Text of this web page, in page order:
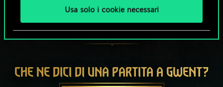
Usa solo i cookie necessari
CHE NE DICI DI UNA PARTITA A GWENT?